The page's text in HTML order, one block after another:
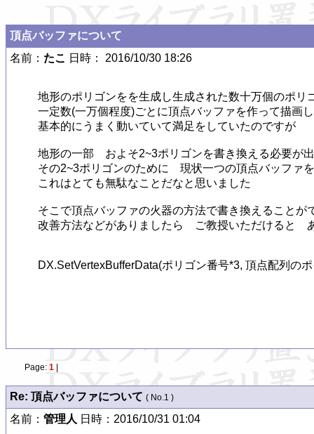
頂点バッファについて
名前： たこ 日時： 2016/10/30 18:26
地形のポリゴンをを生成し生成された数十万個のポリ
一定数(一万個程度)ごとに頂点バッファを作って描画
基本的にうまく動いていて満足をしていたのですが
地形の一部　およそ2~3ポリゴンを書き換える必要が
その2~3ポリゴンのために　現状一つの頂点バッファ
これはとても無駄なことだなと思いました
そこで頂点バッファの火器の方法で書き換えること
改善方法などがありましたら　ご教授いただけると　
DX.SetVertexBufferData(ポリゴン番号*3, 頂点配列の
Page:1
Re: 頂点バッファについて ( No.1 )
名前： 管理人 日時：2016/10/31 01:04